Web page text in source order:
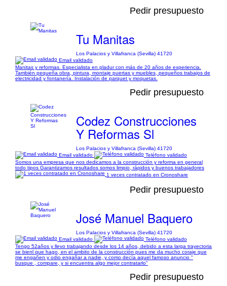
Pedir presupuesto
Tu Manitas
Los Palacios y Villafranca (Sevilla) 41720
Email validado
Manitas y reformas. Especialista en pladur con más de 20 años de experiencia.
También pequeña obra, pintura, montaje puertas y muebles, pequeños trabajos de
electricidad y fontanería. Instalación de parquet y moquetas.
Pedir presupuesto
Codez Construcciones
Y Reformas Sl
Los Palacios y Villafranca (Sevilla) 41720
Email validado
Teléfono validado
Somos una empresa que nos dedicamos a la construcción y reforma en general
todo tipos Garantizamos resultados somos limpio, rápidos y buenos trabajadores
1 veces contratado en Cronoshare
Pedir presupuesto
José Manuel Baquero
Los Palacios y Villafranca (Sevilla) 41720
Email validado
Teléfono validado
Tengo 52años y llevo trabajando desde los 14 años, debido a esta larga trayectoria
se bienl que hago, en el ambito de la construcción pues me da mucho coraje que
me engañen y odio engañar a nadie, y como decía aquel famoso anuncio "
busque , compare, y si encuentra algo mejor contratarlo"
Pedir presupuesto